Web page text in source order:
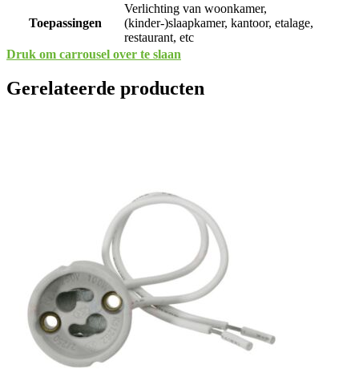
Toepassingen
Verlichting van woonkamer,
(kinder-)slaapkamer, kantoor, etalage,
restaurant, etc
Druk om carrousel over te slaan
Gerelateerde producten